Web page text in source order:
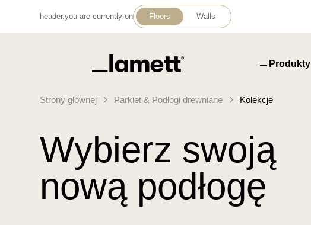
header.you are currently on Floors Walls
Powrót do domu Produkty
Strony głównej Parkiet & Podłogi drewniane Kolekcje
Wybierz swoją
nową podłogę